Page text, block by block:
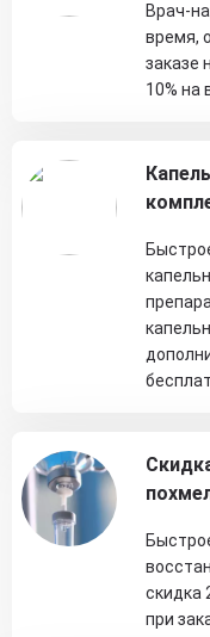
Врач-
время,
заказе
10% на
скидка
при